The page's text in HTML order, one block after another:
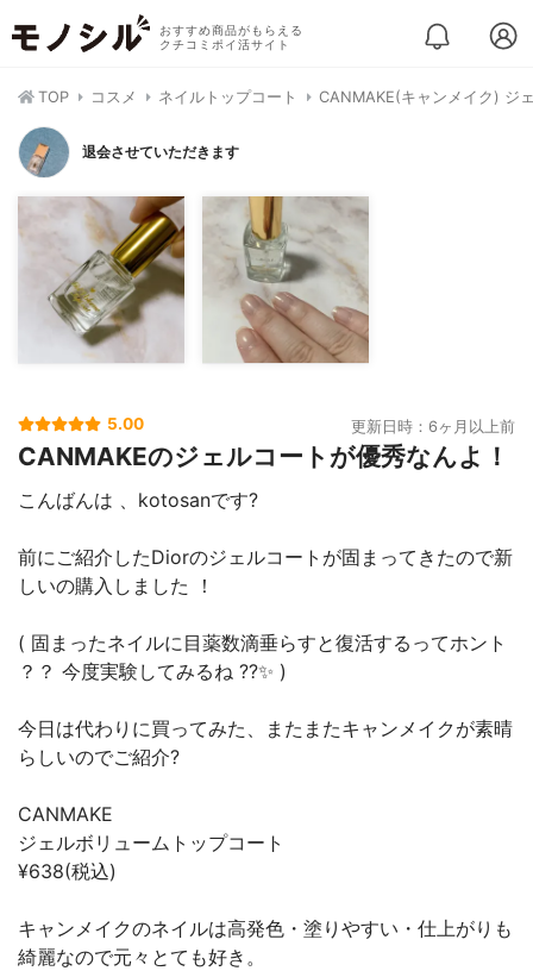
おすすめ商品がもらえる
クチコミポイ活サイト
TOP コスメ ネイルトップコート CANMAKE(キャンメイク) ジ
退会させていただきます
5.00 更新日時：6ヶ月以上前
CANMAKEのジェルコートが優秀なんよ！
こんばんは 、kotosanです?
前にご紹介したDiorのジェルコートが固まってきたので新
しいの購入しました ！
( 固まったネイルに目薬数滴垂らすと復活するってホント
？？ 今度実験してみるね ??✨ )
今日は代わりに買ってみた、またまたキャンメイクが素晴
らしいのでご紹介?
CANMAKE
ジェルボリュームトップコート
¥638(税込)
キャンメイクのネイルは高発色・塗りやすい・仕上がりも
綺麗なので元々とても好き。